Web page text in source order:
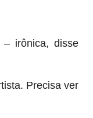
irônica, disse
Precisa ver